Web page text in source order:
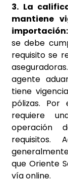
3. La
mantiene
importación:
se debe
requisito se
agente
tiene
pólizas.
requiere
operación
requisitos.
que Oriente
vía online.